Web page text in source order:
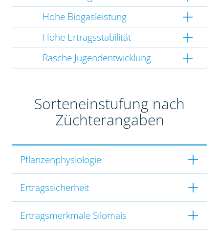
Hohe Biogasleistung
Hohe Ertragsstabilität
Rasche Jugendentwicklung
Sorteneinstufung nach
Züchterangaben
Pflanzenphysiologie
Ertragssicherheit
Ertragsmerkmale Silomais